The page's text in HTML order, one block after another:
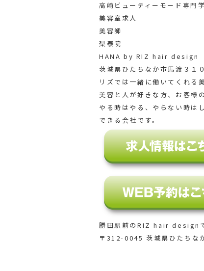
高崎ビューティーモード専門
美容室求人
美容師
梨泰院
HANA by RIZ hair design
茨城県ひたちなか市馬渡３１
リズでは一緒に働いてくれる
美容と人が好きな方、お客様
やる時はやる、やらない時は
できる会社です。
勝田駅前のRIZ hair design
〒312-0045 茨城県ひたちな